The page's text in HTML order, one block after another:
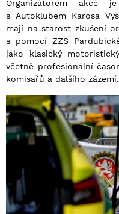
Organizátorem akce
s Autoklubem Karosa
mají na starost zkušení
s pomocí ZZS
jako klasický
včetně profesionální
komisařů a dalšího zázemí.